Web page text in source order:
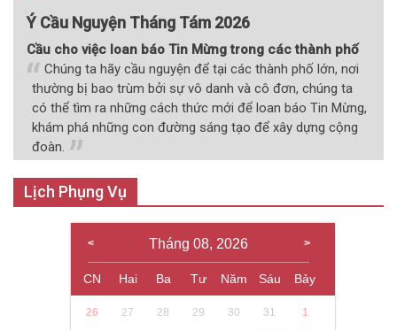
Ý Cầu Nguyện Tháng Tám 2026
Cầu cho việc loan báo Tin Mừng trong các thành phố
Chúng ta hãy cầu nguyện để tại các thành phố lớn, nơi
thường bị bao trùm bởi sự vô danh và cô đơn, chúng ta
có thể tìm ra những cách thức mới để loan báo Tin Mừng,
khám phá những con đường sáng tạo để xây dựng cộng
đoàn.
Lịch Phụng Vụ
Tháng 08, 2026
CN Hai Ba Tư Năm Sáu Bảy
26 27 28 29 30 31 1